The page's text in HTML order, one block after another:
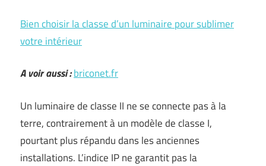
Bien choisir la classe d’un luminaire pour sublimer
votre intérieur
A voir aussi :briconet.fr
Un luminaire de classe II ne se connecte pas à la
terre, contrairement à un modèle de classe I,
pourtant plus répandu dans les anciennes
installations. L’indice IP ne garantit pas la